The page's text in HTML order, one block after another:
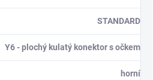
STANDARD
Y6 - plochý kulatý konektor s očkem
horní